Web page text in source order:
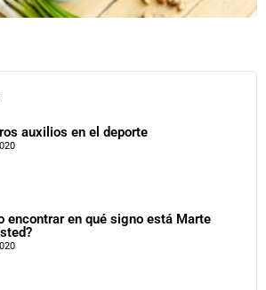
auxilios en el deporte
encontrar en qué signo está Marte